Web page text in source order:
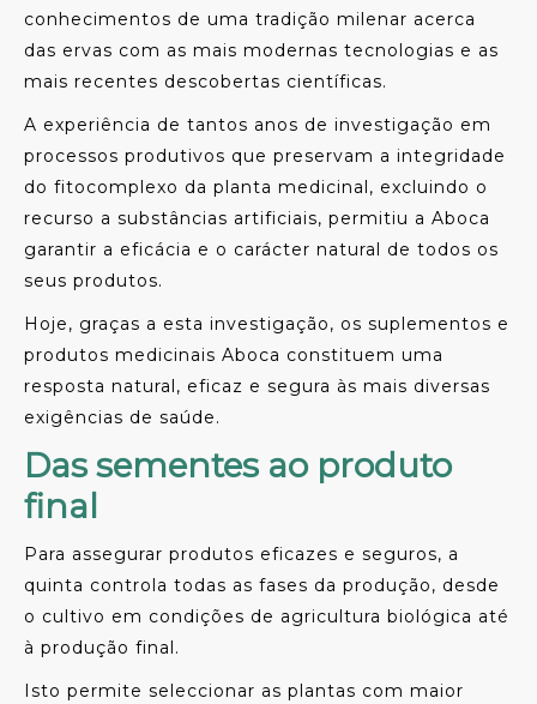
conhecimentos de uma tradição milenar acerca
das ervas com as mais modernas tecnologias e as
mais recentes descobertas científicas.
A experiência de tantos anos de investigação em
processos produtivos que preservam a integridade
do fitocomplexo da planta medicinal, excluindo o
recurso a substâncias artificiais, permitiu a Aboca
garantir a eficácia e o carácter natural de todos os
seus produtos.
Hoje, graças a esta investigação, os suplementos e
produtos medicinais Aboca constituem uma
resposta natural, eficaz e segura às mais diversas
exigências de saúde.
Das sementes ao produto
final
Para assegurar produtos eficazes e seguros, a
quinta controla todas as fases da produção, desde
o cultivo em condições de agricultura biológica até
à produção final.
Isto permite seleccionar as plantas com maior